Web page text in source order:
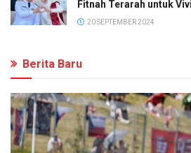
Fitnah Terarah untuk
20 SEPTEMBER 2024
Berita Baru